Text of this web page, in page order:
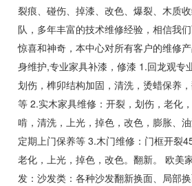
裂痕、碰伤、掉漆、改色、爆裂、木质
队，多年丰富的技术维修经验，相信我
惊喜和神奇，本中心对所有客户的维修
身维护,专业家具补漆，修漆 1.回龙观专
划伤，榫卯结构加固，清洗，烫蜡保养
等 2.实木家具维修：开裂，划伤，老化
啃，清洗，上光，掉色，改色，膨胀、油
定期上门保养等 3.木门维修：门框开裂
老化，上光，掉色，改色。翻新。 欧美
发：沙发类：各种沙发翻新换面、局部